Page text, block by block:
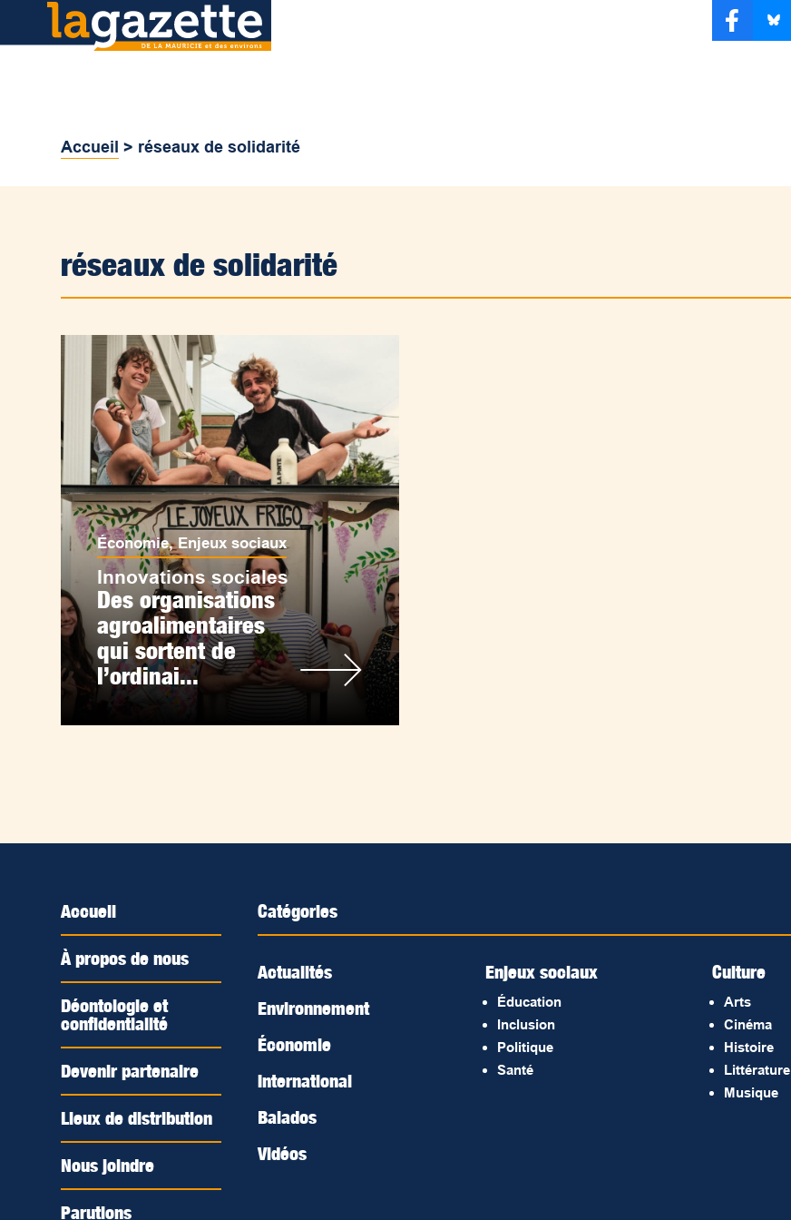
Accueil > réseaux de solidarité
réseaux de solidarité
Économie,Enjeux sociaux
Innovations sociales
Des organisations
agroalimentaires
qui sortent de
l’ordinai...
Accueil
À propos de nous
Déontologie et
confidentialité
Devenir partenaire
Lieux de distribution
Nous joindre
Parutions
Catégories
Actualités
Environnement
Économie
International
Balados
Vidéos
Enjeux sociaux
Éducation
Inclusion
Politique
Santé
Culture
Arts
Cinéma
Histoire
Littérature
Musique